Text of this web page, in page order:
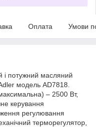
Оплата Умови
і потужний масляний
модель AD7818.
– 2500 Вт,
керування
регулювання
терморегулятор,